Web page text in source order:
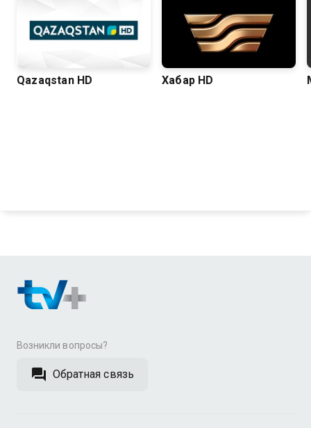
Qazaqstan HD Хабар HD
Возникли вопросы?
Обратная связь